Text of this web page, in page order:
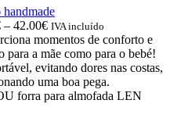
– 42.00€ IVA incluído
momentos de conforto e
para a mãe como para o bebé!
evitando dores nas costas,
uma boa pega.
forra para almofada LEN